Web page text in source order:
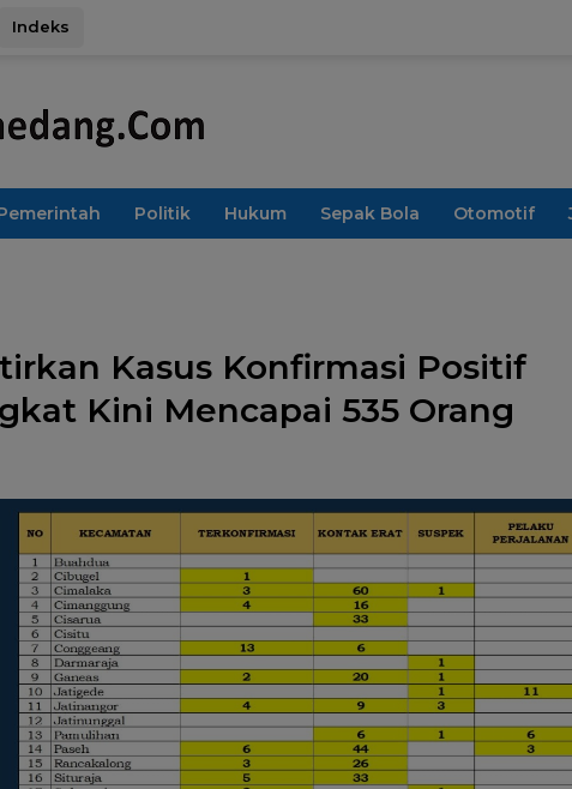
Indeks
Politik Hukum Sepak Bola Otomotif
Kasus Konfirmasi Positif
Kini Mencapai 535 Orang